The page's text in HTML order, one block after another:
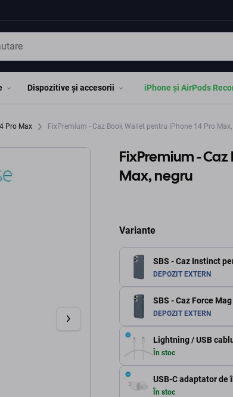
Dispozitive și accesorii iPhone și AirPods
Pro Max FixPremium - Caz Book Wallet pentru iPhone 14 Pro Max,
FixPremium -
Max, negru
Variante
SBS - Caz Instinct
DEPOZIT EXTERN
SBS - Caz Force
DEPOZIT EXTERN
Lightning / USB
În stoc
USB-C adaptator de
În stoc